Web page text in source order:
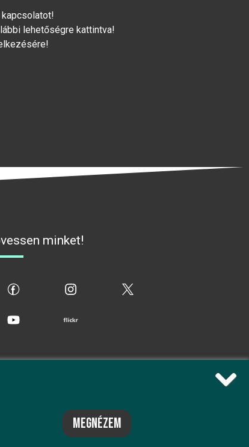
kapcsolatot!
lehetőségre kattintva!
minket!
flickr
megnézem